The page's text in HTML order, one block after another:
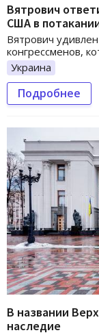
Вятрович
США в
Вятрович
конгрессменов,
Украина
Подробнее
В названии
наследие